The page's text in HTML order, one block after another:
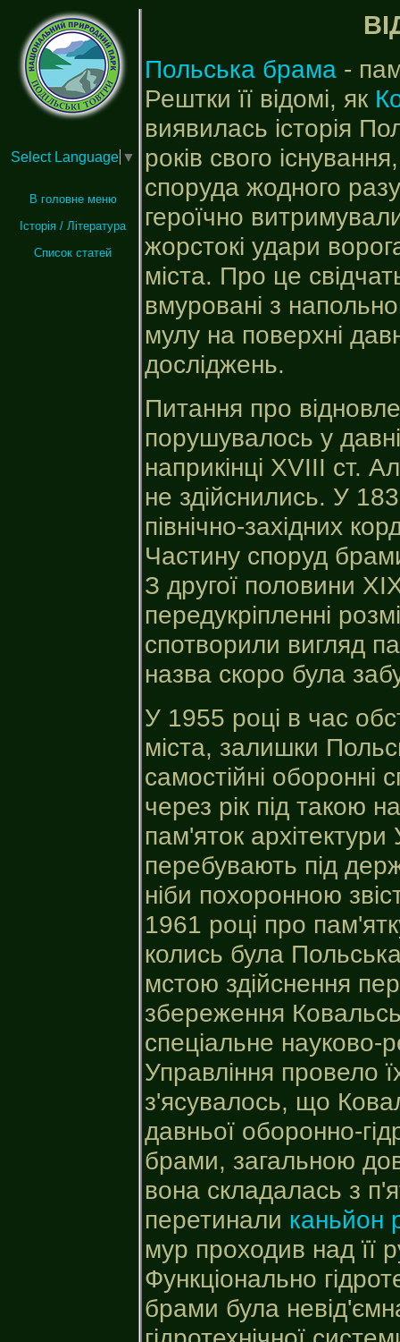
Select Language ▼
В головне меню
Історія / Література
Список статей
Польська брама -
Рештки її відомі, як
виявилась історія
років свого
споруда жодного
героїчно
жорстокі удари
міста. Про це
вмуровані з
мулу на поверхні
досліджень.
Питання про
порушувалось у
наприкінці XVIII ст.
не здійснились. У
північно-західних
Частину споруд
З другої половини
передукріпленні
спотворили вигляд
назва скоро була
У 1955 році в час
міста, залишки
самостійні оборонні
через рік під такою
пам'яток
перебувають під
ніби похоронною
1961 році про
колись була
мстою здійснення
збереження
спеціальне науково-
Управління провело
з'ясувалось, що
давньої оборонно-
брами, загальною
вона складалась з
перетинали каньйон
мур проходив над її
Функціонально
брами була